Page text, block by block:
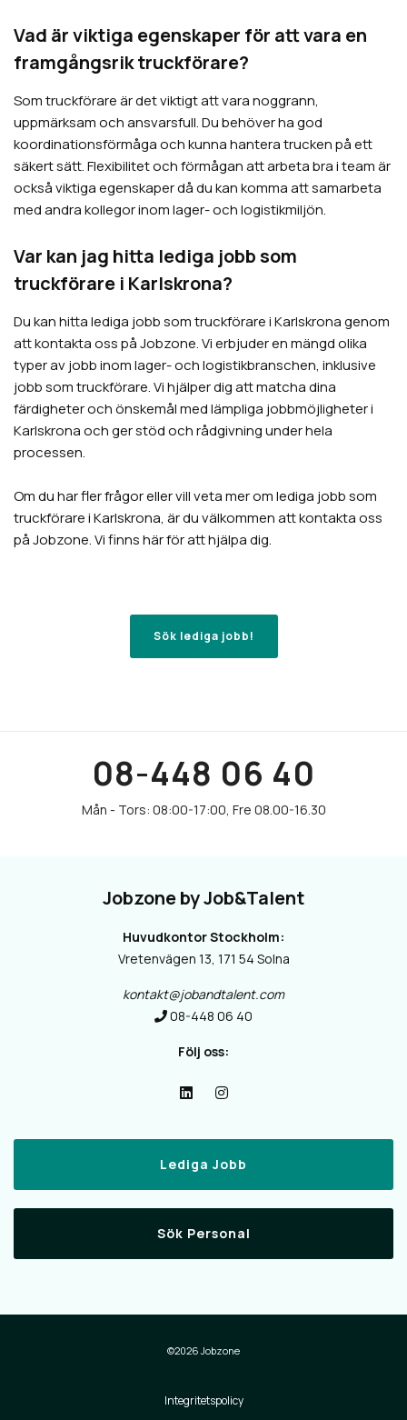
Vad är viktiga egenskaper för att vara en
framgångsrik truckförare?
Som truckförare är det viktigt att vara noggrann,
uppmärksam och ansvarsfull. Du behöver ha god
koordinationsförmåga och kunna hantera trucken på ett
säkert sätt. Flexibilitet och förmågan att arbeta bra i team är
också viktiga egenskaper då du kan komma att samarbeta
med andra kollegor inom lager- och logistikmiljön.
Var kan jag hitta lediga jobb som
truckförare i Karlskrona?
Du kan hitta lediga jobb som truckförare i Karlskrona genom
att kontakta oss på Jobzone. Vi erbjuder en mängd olika
typer av jobb inom lager- och logistikbranschen, inklusive
jobb som truckförare. Vi hjälper dig att matcha dina
färdigheter och önskemål med lämpliga jobbmöjligheter i
Karlskrona och ger stöd och rådgivning under hela
processen.
Om du har fler frågor eller vill veta mer om lediga jobb som
truckförare i Karlskrona, är du välkommen att kontakta oss
på Jobzone. Vi finns här för att hjälpa dig.
Sök lediga jobb!
08-448 06 40
Jobzone by Job&Talent
Huvudkontor Stockholm:
Vretenvägen 13, 171 54 Solna
kontakt@jobandtalent.com
08-448 06 40
Följ oss:
Lediga Jobb
Sök Personal
©2026 Jobzone
Integritetspolicy